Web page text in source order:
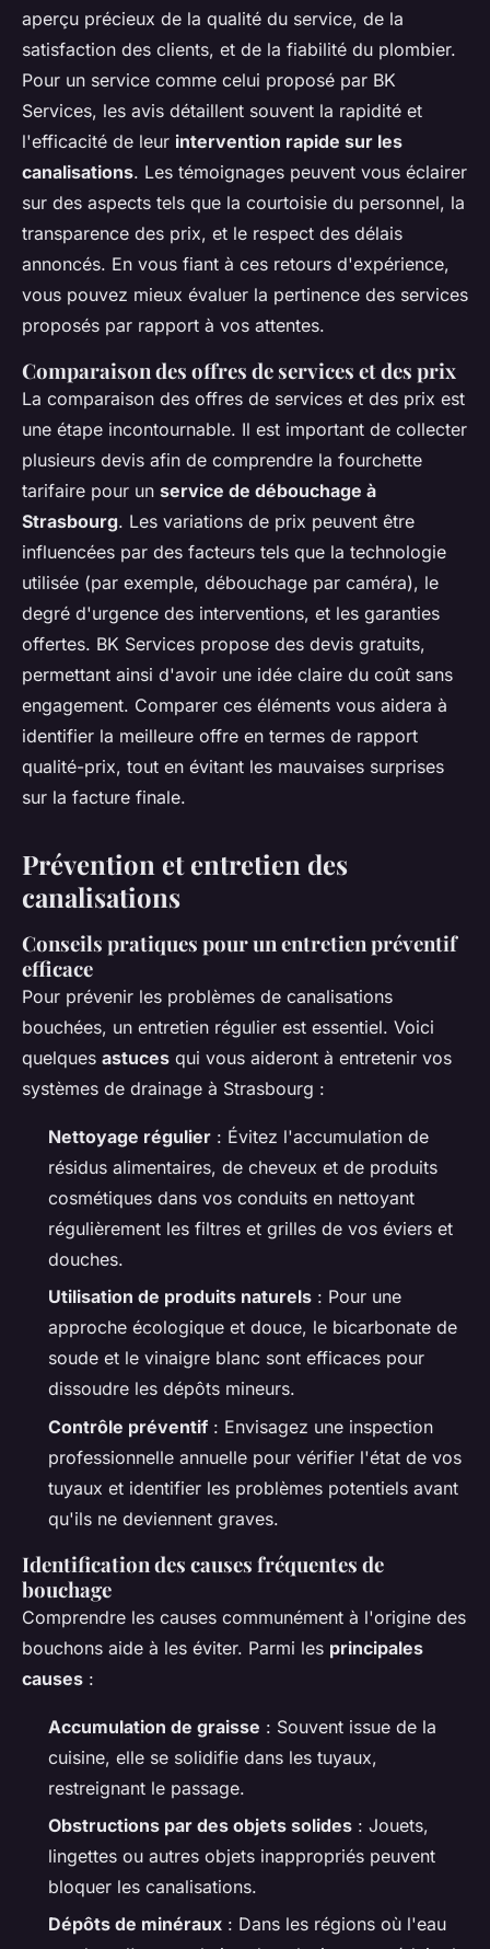
aperçu précieux de la qualité du service, de la
satisfaction des clients, et de la fiabilité du plombier.
Pour un service comme celui proposé par BK
Services, les avis détaillent souvent la rapidité et
l'efficacité de leur intervention rapide sur les
canalisations. Les témoignages peuvent vous éclairer
sur des aspects tels que la courtoisie du personnel, la
transparence des prix, et le respect des délais
annoncés. En vous fiant à ces retours d'expérience,
vous pouvez mieux évaluer la pertinence des services
proposés par rapport à vos attentes.
Comparaison des offres de services et des prix
La comparaison des offres de services et des prix est
une étape incontournable. Il est important de collecter
plusieurs devis afin de comprendre la fourchette
tarifaire pour un service de débouchage à
Strasbourg. Les variations de prix peuvent être
influencées par des facteurs tels que la technologie
utilisée (par exemple, débouchage par caméra), le
degré d'urgence des interventions, et les garanties
offertes. BK Services propose des devis gratuits,
permettant ainsi d'avoir une idée claire du coût sans
engagement. Comparer ces éléments vous aidera à
identifier la meilleure offre en termes de rapport
qualité-prix, tout en évitant les mauvaises surprises
sur la facture finale.
Prévention et entretien des
canalisations
Conseils pratiques pour un entretien préventif
efficace
Pour prévenir les problèmes de canalisations
bouchées, un entretien régulier est essentiel. Voici
quelques astuces qui vous aideront à entretenir vos
systèmes de drainage à Strasbourg :
Nettoyage régulier : Évitez l'accumulation de
résidus alimentaires, de cheveux et de produits
cosmétiques dans vos conduits en nettoyant
régulièrement les filtres et grilles de vos éviers et
douches.
Utilisation de produits naturels : Pour une
approche écologique et douce, le bicarbonate de
soude et le vinaigre blanc sont efficaces pour
dissoudre les dépôts mineurs.
Contrôle préventif : Envisagez une inspection
professionnelle annuelle pour vérifier l'état de vos
tuyaux et identifier les problèmes potentiels avant
qu'ils ne deviennent graves.
Identification des causes fréquentes de
bouchage
Comprendre les causes communément à l'origine des
bouchons aide à les éviter. Parmi les principales
causes :
Accumulation de graisse : Souvent issue de la
cuisine, elle se solidifie dans les tuyaux,
restreignant le passage.
Obstructions par des objets solides : Jouets,
lingettes ou autres objets inappropriés peuvent
bloquer les canalisations.
Dépôts de minéraux : Dans les régions où l'eau